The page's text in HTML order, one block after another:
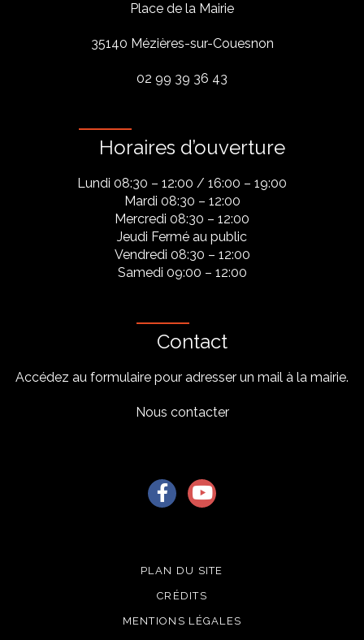
Place de la Mairie
35140 Mézières-sur-Couesnon
02 99 39 36 43
Horaires d’ouverture
Lundi 08:30 – 12:00 / 16:00 – 19:00
Mardi 08:30 – 12:00
Mercredi 08:30 – 12:00
Jeudi Fermé au public
Vendredi 08:30 – 12:00
Samedi 09:00 – 12:00
Contact
Accédez au formulaire pour adresser un mail à la mairie.
Nous contacter
Lien vers le compte Facebook
Lien vers la chaîne
PLAN DU SITE
CRÉDITS
MENTIONS LÉGALES